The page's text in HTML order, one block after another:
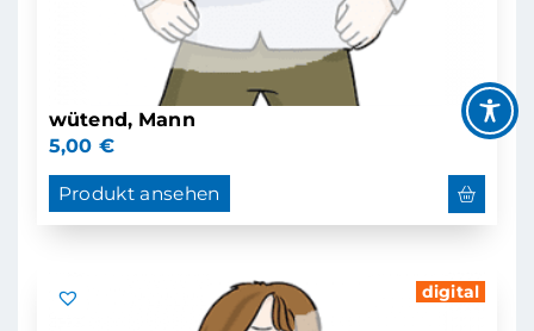
wütend, Mann
5,00 €
Produkt ansehen
digital